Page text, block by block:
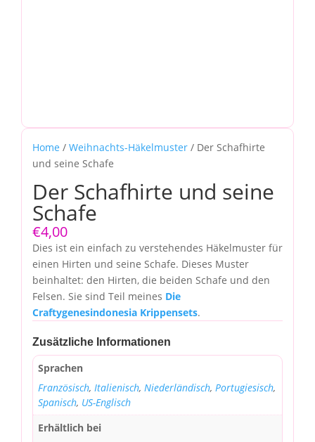
Home / Weihnachts-Häkelmuster / Der Schafhirte
und seine Schafe
Der Schafhirte und seine
Schafe
€4,00
Dies ist ein einfach zu verstehendes Häkelmuster für
einen Hirten und seine Schafe. Dieses Muster
beinhaltet: den Hirten, die beiden Schafe und den
Felsen. Sie sind Teil meines Die
Craftygenesindonesia Krippensets.
Zusätzliche Informationen
Sprachen
Französisch, Italienisch, Niederländisch, Portugiesisch,
Spanisch, US-Englisch
Erhältlich bei